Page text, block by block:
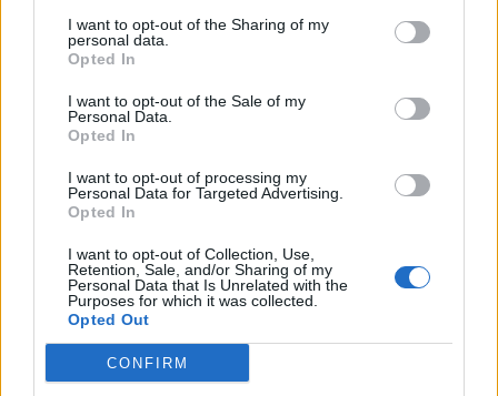
I want to opt-out of the Sharing of my
personal data.
Opted In
I want to opt-out of the Sale of my
Personal Data.
Opted In
I want to opt-out of processing my
Personal Data for Targeted Advertising.
Opted In
I want to opt-out of Collection, Use,
Retention, Sale, and/or Sharing of my
Personal Data that Is Unrelated with the
Purposes for which it was collected.
Opted Out
CONFIRM
Vaddisznó szaladt le a budapesti
metróba, felszállt az egyik kocsira,